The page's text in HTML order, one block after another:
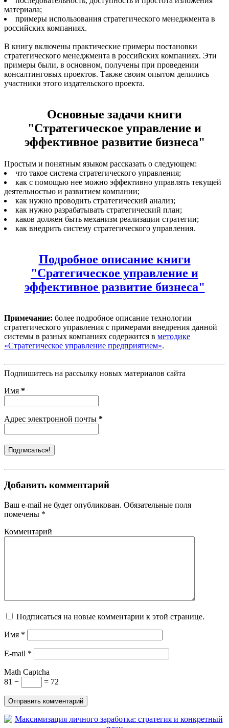
материала;
примеры использования стратегического менеджмента в
российских компаниях.
В книгу включены практические примеры постановки
стратегического менеджмента в российских компаниях. Эти
примеры были, в основном, получены при проведении
консалтинговых проектов. Также своим опытом делились
участники этого издательского проекта.
Основные задачи книги
"Стратегическое управление и
эффективное развитие бизнеса"
Простым и понятным языком рассказать о следующем:
что такое система стратегического управления;
как с помощью нее можно эффективно управлять текущей
деятельностью и развитием компании;
как нужно проводить стратегический анализ;
как нужно разрабатывать стратегический план;
каков должен быть механизм реализации стратегии;
как внедрить систему стратегического управления.
Подробное описание книги
"Сратегическое управление и
эффективное развитие бизнеса"
Примечание: более подробное описание технологии
стратегического управления с примерами внедрения данной
системы в разных компаниях содержится в методике
«Стратегическое управление предприятием».
Подпишитесь на рассылку новых материалов сайта
Имя *
Адрес электронной почты *
Добавить комментарий
Ваш e-mail не будет опубликован. Обязательные поля
помечены *
Комментарий
Подписаться на новые комментарии к этой странице.
Имя *
E-mail *
Math Captcha
81 −
= 72